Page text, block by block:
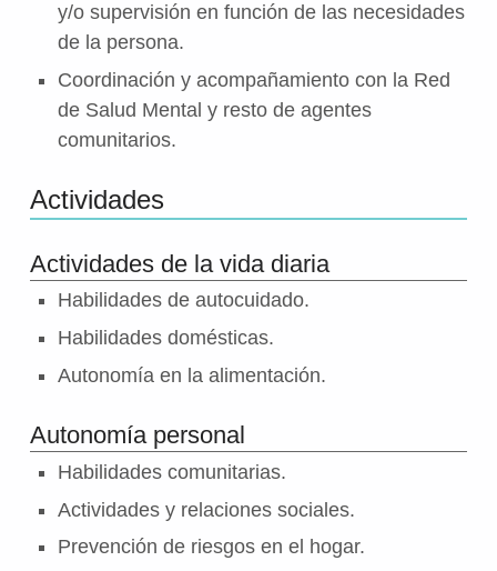
y/o supervisión en función de las necesidades
de la persona.
Coordinación y acompañamiento con la Red
de Salud Mental y resto de agentes
comunitarios.
Actividades
Actividades de la vida diaria
Habilidades de autocuidado.
Habilidades domésticas.
Autonomía en la alimentación.
Autonomía personal
Habilidades comunitarias.
Actividades y relaciones sociales.
Prevención de riesgos en el hogar.